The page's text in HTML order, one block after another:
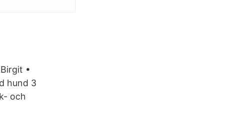
•
hund 3
och